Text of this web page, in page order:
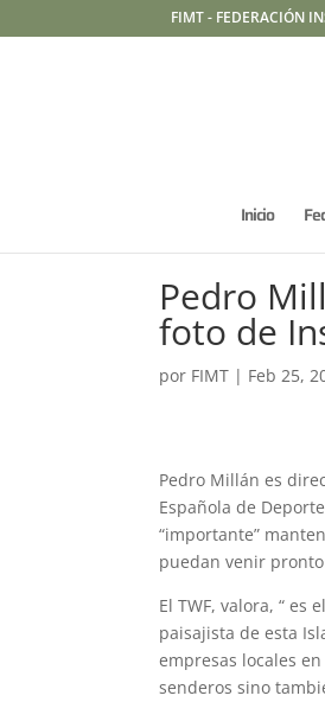
FIMT - FEDERACIÓN
Inicio
Pedro
foto de
por FIMT | Feb 25,
Pedro Millán es
Española de
“importante”
puedan venir
El TWF, valora, “
paisajista de esta
empresas locales
senderos sino